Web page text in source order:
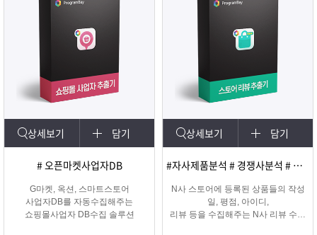
상세보기 담기
# 오픈마켓사업자DB
G마켓, 옥션, 스마트스토어
사업자DB를 자동수집해주는
쇼핑몰사업자 DB수집 솔루션
상세보기 담기
#자사제품분석 # 경쟁사분석 # 마케팅 및 광고
N사 스토어에 등록된 상품들의 작성
일, 평점, 아이디,
리뷰 등을 수집해주는 N사 리뷰 수집